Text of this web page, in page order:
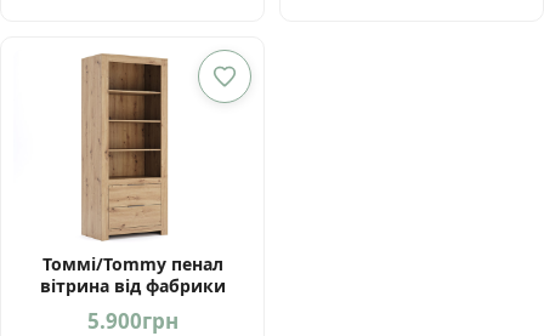
Томмі/Tommy пенал
вітрина від фабрики
МироМарк Україна
5.900грн